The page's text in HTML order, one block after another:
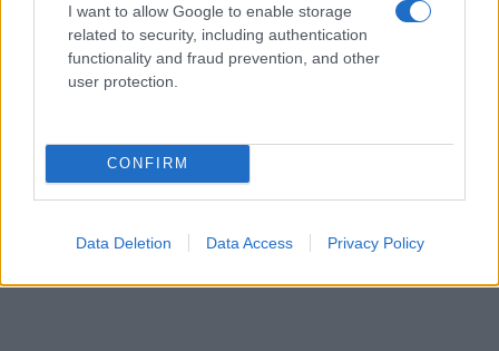
I want to allow Google to enable storage
related to security, including authentication
functionality and fraud prevention, and other
user protection.
CONFIRM
Data Deletion Data Access Privacy Policy